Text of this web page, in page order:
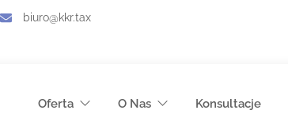
biuro@kkr.tax
Oferta O Nas Konsultacje